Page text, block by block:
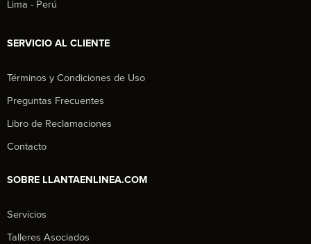
Lima - Perú
SERVICIO AL CLIENTE
Términos y Condiciones de Uso
Preguntas Frecuentes
Libro de Reclamaciones
Contacto
SOBRE LLANTAENLINEA.COM
Servicios
Talleres Asociados